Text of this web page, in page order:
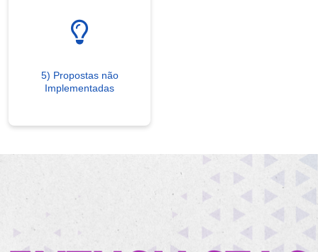
5) Propostas não
Implementadas